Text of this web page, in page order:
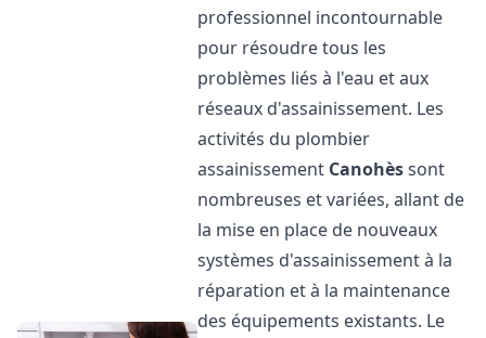
professionnel incontournable
pour résoudre tous les
problèmes liés à l'eau et aux
réseaux d'assainissement. Les
activités du plombier
assainissement Canohèssont
nombreuses et variées, allant de
la mise en place de nouveaux
systèmes d'assainissement à la
réparation et à la maintenance
des équipements existants. Le